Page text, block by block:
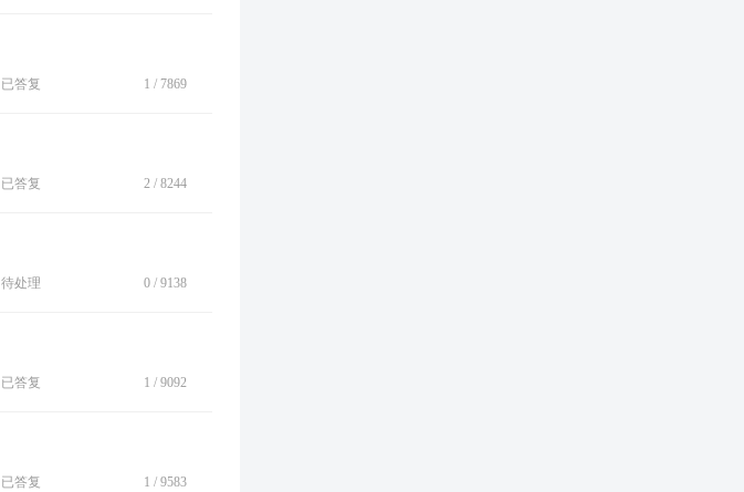
已答复 1 / 7869
已答复 2 / 8244
待处理 0 / 9138
已答复 1 / 9092
已答复 1 / 9583